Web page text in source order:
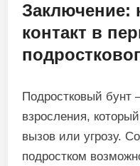
Заключение:
контакт в
Подростковый бунт
взросления,
вызов или угрозу.
подростком